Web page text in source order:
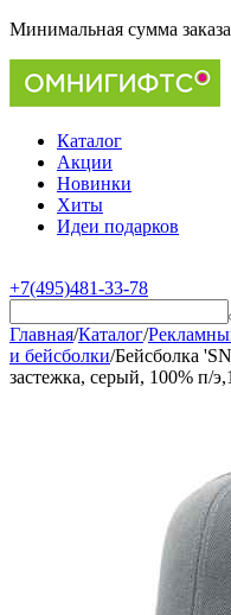
Минимальная сумма
Каталог
Акции
Новинки
Хиты
Идеи подарков
+7(495)481-33-78
Главная/Каталог/
и бейсболки/Бейсболка
застежка, серый, 100% п/